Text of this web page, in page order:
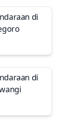
di
di